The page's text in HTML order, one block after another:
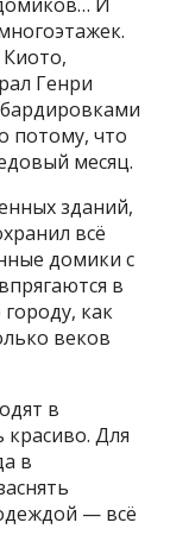
Генри
потому, что
месяц.
зданий,
всё
домики с
в
как
веков
в
Для
в
— всё